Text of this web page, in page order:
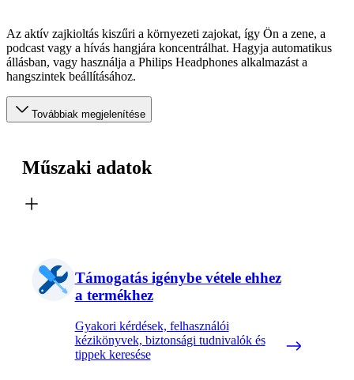
Az aktív zajkioltás kiszűri a környezeti zajokat, így Ön a zene, a
podcast vagy a hívás hangjára koncentrálhat. Hagyja automatikus
állásban, vagy használja a Philips Headphones alkalmazást a
hangszintek beállításához.
Továbbiak megjelenítése
Műszaki adatok
Támogatás igénybe vétele ehhez
a termékhez
Gyakori kérdések, felhasználói
kézikönyvek, biztonsági tudnivalók és
tippek keresése